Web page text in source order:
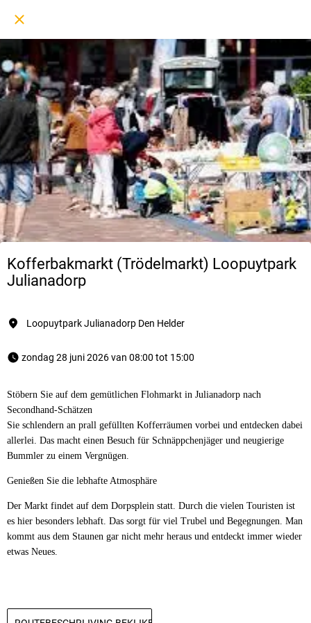
Kofferbakmarkt (Trödelmarkt) Loopuytpark
Julianadorp
Loopuytpark Julianadorp Den Helder
zondag 28 juni 2026 van 08:00 tot 15:00
Stöbern Sie auf dem gemütlichen Flohmarkt in Julianadorp nach
Secondhand-Schätzen
Sie schlendern an prall gefüllten Kofferräumen vorbei und entdecken dabei
allerlei. Das macht einen Besuch für Schnäppchenjäger und neugierige
Bummler zu einem Vergnügen.
Genießen Sie die lebhafte Atmosphäre
Der Markt findet auf dem Dorpsplein statt. Durch die vielen Touristen ist
es hier besonders lebhaft. Das sorgt für viel Trubel und Begegnungen. Man
kommt aus dem Staunen gar nicht mehr heraus und entdeckt immer wieder
etwas Neues.